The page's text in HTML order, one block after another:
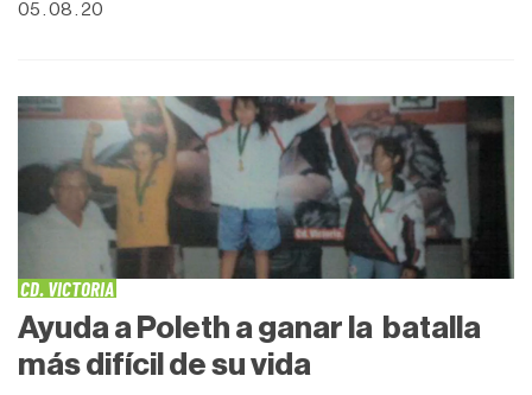
05 . 08 . 20
CD. VICTORIA
Ayuda a Poleth a ganar la batalla
más difícil de su vida